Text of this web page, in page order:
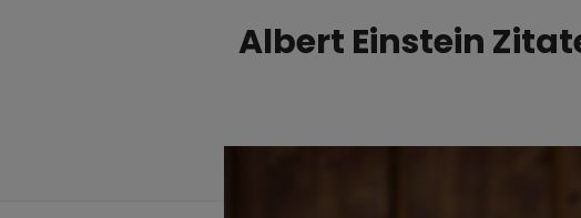
Albert Einstein